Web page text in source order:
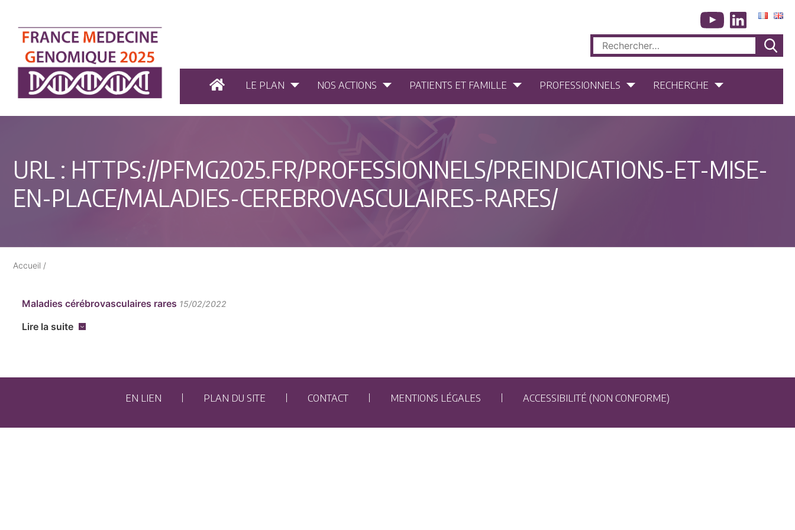
Rechercher :
LE PLAN NOS ACTIONS PATIENTS ET FAMILLE PROFESSIONNELS RECHERCHE
URL : HTTPS://PFMG2025.FR/PROFESSIONNELS/PREINDICATIONS-ET-MISE-
EN-PLACE/MALADIES-CEREBROVASCULAIRES-RARES/
Accueil /
Maladies cérébrovasculaires rares 15/02/2022
Lire la suite
EN LIEN PLAN DU SITE CONTACT MENTIONS LÉGALES ACCESSIBILITÉ (NON CONFORME)